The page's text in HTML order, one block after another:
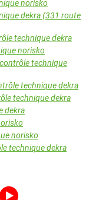
norisko
dekra (331 route
technique dekra
norisko
technique
technique dekra
technique dekra
dekra
norisko
technique dekra